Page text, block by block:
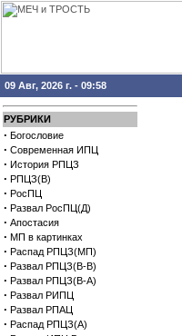
09 Авг, 2026 г. - 09:58
РУБРИКИ
· Богословие
· Современная ИПЦ
· История РПЦЗ
· РПЦЗ(В)
· РосПЦ
· Развал РосПЦ(Д)
· Апостасия
· МП в картинках
· Распад РПЦЗ(МП)
· Развал РПЦЗ(В-В)
· Развал РПЦЗ(В-А)
· Развал РИПЦ
· Развал РПАЦ
· Распад РПЦЗ(А)